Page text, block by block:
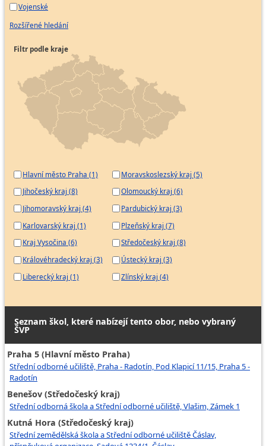
Vojenské
Rozšířené hledání
Filtr podle kraje
Hlavní město Praha (1)
Jihočeský kraj (8)
Jihomoravský kraj (4)
Karlovarský kraj (1)
Kraj Vysočina (6)
Královéhradecký kraj (3)
Liberecký kraj (1)
Moravskoslezský kraj (5)
Olomoucký kraj (6)
Pardubický kraj (3)
Plzeňský kraj (7)
Středočeský kraj (8)
Ústecký kraj (3)
Zlínský kraj (4)
Seznam škol, které nabízejí tento obor, nebo vybraný
ŠVP
Praha 5 (Hlavní město Praha)
Střední odborné učiliště, Praha - Radotín, Pod Klapicí 11/15, Praha 5 -
Radotín
Benešov (Středočeský kraj)
Střední odborná škola a Střední odborné učiliště, Vlašim, Zámek 1
Kutná Hora (Středočeský kraj)
Střední zemědělská škola a Střední odborné učiliště Čáslav,